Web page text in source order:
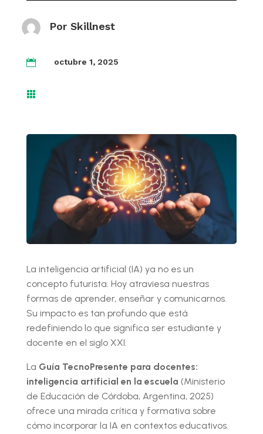
Por Skillnest
 octubre 1, 2025

La inteligencia artificial (IA) ya no es un
concepto futurista. Hoy atraviesa nuestras
formas de aprender, enseñar y comunicarnos.
Su impacto es tan profundo que está
redefiniendo lo que significa ser estudiante y
docente en el siglo XXI.
La Guía TecnoPresente para docentes:
inteligencia artificial en la escuela (Ministerio
de Educación de Córdoba, Argentina, 2025)
ofrece una mirada crítica y formativa sobre
cómo incorporar la IA en contextos educativos.